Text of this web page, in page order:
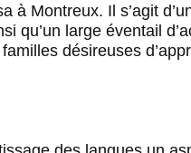
à Montreux. Il s’agit
qu’un large éventail
désireuses